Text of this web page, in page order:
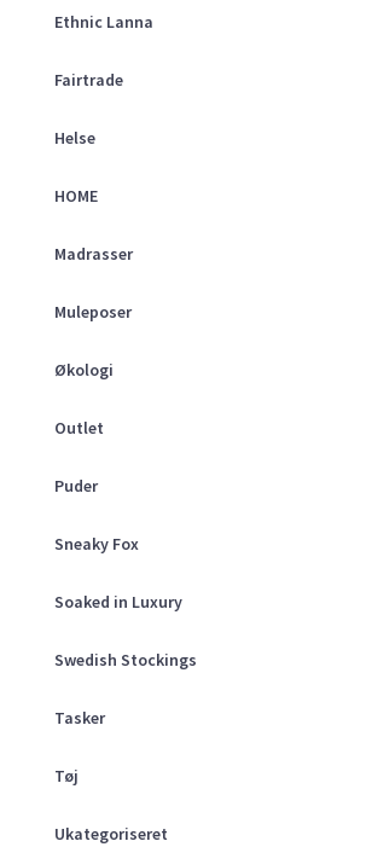
Ethnic Lanna
Fairtrade
Helse
HOME
Madrasser
Muleposer
Økologi
Outlet
Puder
Sneaky Fox
Soaked in Luxury
Swedish Stockings
Tasker
Tøj
Ukategoriseret